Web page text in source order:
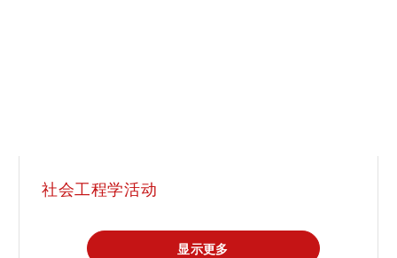
社会工程学活动
显示更多